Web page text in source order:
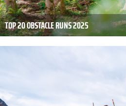
TOP 20 OBSTACLE RUNS 2025